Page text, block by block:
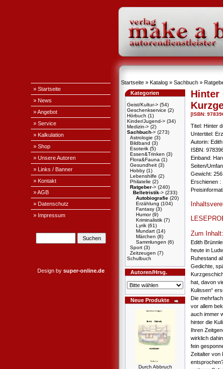
» Startseite
» News
» Angebot
» Service
» Kalkulation
» Shop
» Unsere Autoren
» Links / Banner
» Kontakt
» AGB
» Datenschutz
» Impressum
Design by super-online.de
Startseite » Katalog » Sachbuch »
Kategorien
Geist/Kultur-> (54)
Geschenkservice (2)
Hörbuch (1)
Kinder/Jugend-> (34)
Medizin-> (2)
Sachbuch-> (273)
Astrologie (3)
Bildband (3)
Esoterik (5)
Essen&Trinken (3)
Flora&Fauna (1)
Gesundheit (3)
Hobby (1)
Lebenshilfe (2)
Philatelie (2)
Ratgeber-> (240)
Belletristik-> (233)
Autobiografie (20)
Erzählung (104)
Fantasy (3)
Humor(9)
Kriminalistik (7)
Lyrik (61)
Mundart (14)
Märchen (8)
Sammlungen (6)
Sport (3)
Zeitzeugen (7)
Schulbuch
Autoren/Hrsg.
Neue Produkte
Durch Abbruch
Hinter
[ISBN:
Titel: Hinter
Untertitel:
Autorin:
ISBN:
Einband:
Seiten/
Gewicht:
Erschienen :
Zum Inhalt:
Edith
heute in
Ruhestand
Gedichte,
hat, davon
Kulissen“
Die
vor allem
auch immer
hinter die
Ihren
wirklich
fein
Zeitalter von